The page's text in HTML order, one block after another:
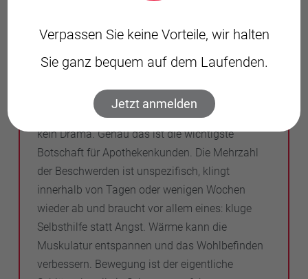
Hexenschuss
kurz & knapp
Ein Hexenschuss ist schmerzhaft, aber meistens
kein Drama. Genau das ist die wichtigste
Botschaft für Apothekenkunden. Die Mehrzahl
der Beschwerden ist unspezifisch, klingt
innerhalb von Tagen oder wenigen Wochen
wieder ab und braucht vor allem eines: kluge
Selbsthilfe statt Angst. Wärme kann die
Muskulatur entspannen und das Wohlbefinden
verbessern. Bewegung ist der eigentliche
Verpassen Sie keine Vorteile, wir halten
Sie ganz bequem auf dem Laufenden.
Jetzt anmelden